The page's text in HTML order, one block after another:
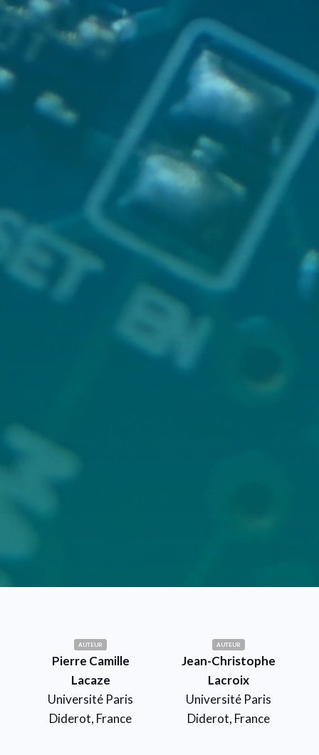
AUTEUR
Pierre Camille
Lacaze
Université Paris
Diderot, France
AUTEUR
Jean-Christophe
Lacroix
Université Paris
Diderot, France